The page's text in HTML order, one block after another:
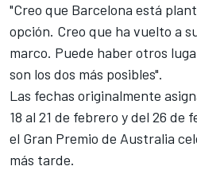
"Creo que Barcelona está
opción. Creo que ha vuelto a
marco. Puede haber otros
son los dos más posibles".
Las fechas originalmente
18 al 21 de febrero y del 26 de
el Gran Premio de Australia
más tarde.